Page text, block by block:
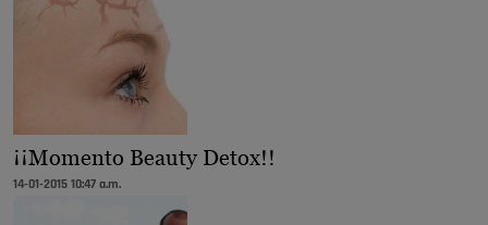
¡¡Momento Beauty Detox!!
14-01-2015 10:47 a.m.